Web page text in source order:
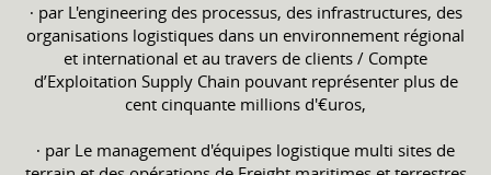
∙ par L'engineering des processus, des infrastructures, des
organisations logistiques dans un environnement régional
et international et au travers de clients / Compte
d’Exploitation Supply Chain pouvant représenter plus de
cent cinquante millions d'€uros,
∙ par Le management d'équipes logistique multi sites de